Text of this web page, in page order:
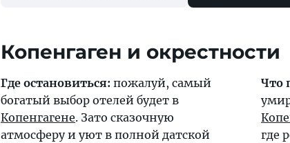
Копенгаген и окрестности
Где остановиться: пожалуй, самый
богатый выбор отелей будет в
Копенгагене. Зато сказочную
атмосферу и уют в полной датской
Что
где